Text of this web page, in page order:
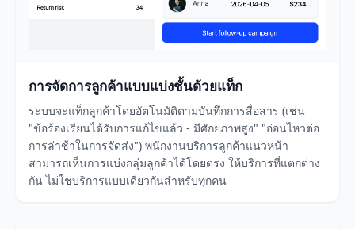
การจัดการลูกค้าแบบแบ่งชั้นด้วยแท็ก
ระบบจะแท็กลูกค้าโดยอัตโนมัติตามบันทึกการสื่อสาร (เช่น
"ข้อร้องเรียนได้รับการแก้ไขแล้ว - มีศักยภาพสูง" "อ่อนไหวต่อ
การล่าช้าในการจัดส่ง") พนักงานบริการลูกค้าแนวหน้า
สามารถเห็นการแบ่งกลุ่มลูกค้าได้โดยตรง ให้บริการที่แตกต่าง
กัน ไม่ใช่บริการแบบเดียวกันสำหรับทุกคน